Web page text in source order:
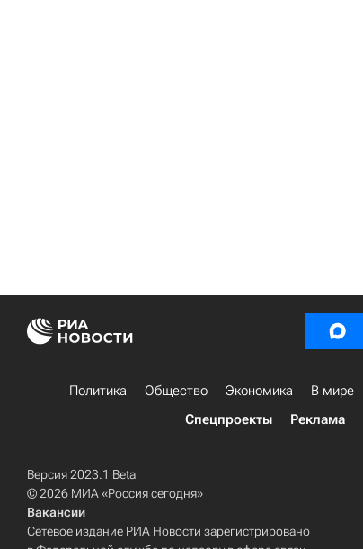
Политика Общество Экономика В мире
Спецпроекты
Реклама
Версия 2023.1 Beta
© 2026 МИА «Россия сегодня»
Вакансии
Сетевое издание РИА Новости зарегистрировано